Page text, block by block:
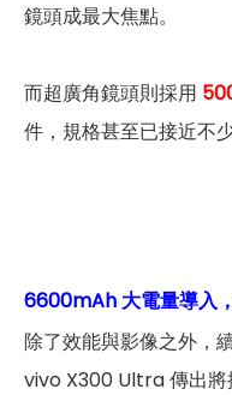
鏡頭成最大焦點。
而超廣角鏡頭則採用
件，規格甚至已接近不
6600mAh 大電量導入
除了效能與影像之外，
vivo X300 Ultra 傳出將